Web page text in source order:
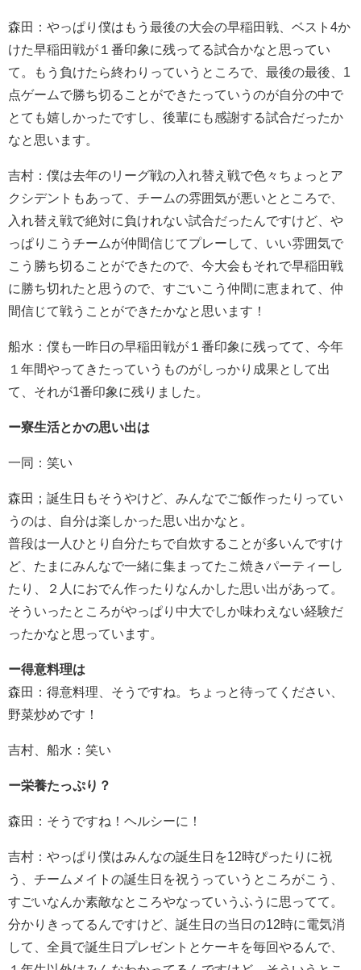
森田：やっぱり僕はもう最後の大会の早稲田戦、ベスト4か
けた早稲田戦が１番印象に残ってる試合かなと思ってい
て。もう負けたら終わりっていうところで、最後の最後、1
点ゲームで勝ち切ることができたっていうのが自分の中で
とても嬉しかったですし、後輩にも感謝する試合だったか
なと思います。
吉村：僕は去年のリーグ戦の入れ替え戦で色々ちょっとア
クシデントもあって、チームの雰囲気が悪いとところで、
入れ替え戦で絶対に負けれない試合だったんですけど、や
っぱりこうチームが仲間信じてプレーして、いい雰囲気で
こう勝ち切ることができたので、今大会もそれで早稲田戦
に勝ち切れたと思うので、すごいこう仲間に恵まれて、仲
間信じて戦うことができたかなと思います！
船水：僕も一昨日の早稲田戦が１番印象に残ってて、今年
１年間やってきたっていうものがしっかり成果として出
て、それが1番印象に残りました。
ー寮生活とかの思い出は
一同：笑い
森田；誕生日もそうやけど、みんなでご飯作ったりってい
うのは、自分は楽しかった思い出かなと。
普段は一人ひとり自分たちで自炊することが多いんですけ
ど、たまにみんなで一緒に集まってたこ焼きパーティーし
たり、２人におでん作ったりなんかした思い出があって。
そういったところがやっぱり中大でしか味わえない経験だ
ったかなと思っています。
ー得意料理は
森田：得意料理、そうですね。ちょっと待ってください、
野菜炒めです！
吉村、船水：笑い
ー栄養たっぷり？
森田：そうですね！ヘルシーに！
吉村：やっぱり僕はみんなの誕生日を12時ぴったりに祝
う、チームメイトの誕生日を祝うっていうところがこう、
すごいなんか素敵なところやなっていうふうに思ってて。
分かりきってるんですけど、誕生日の当日の12時に電気消
して、全員で誕生日プレゼントとケーキを毎回やるんで、